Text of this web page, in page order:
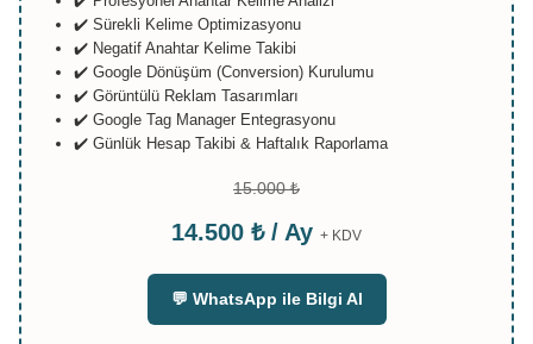
✔️ Sürekli Kelime Optimizasyonu
✔️ Negatif Anahtar Kelime Takibi
✔️ Google Dönüşüm (Conversion) Kurulumu
✔️ Görüntülü Reklam Tasarımları
✔️ Google Tag Manager Entegrasyonu
✔️ Günlük Hesap Takibi & Haftalık Raporlama
15.000 ₺
14.500 ₺ / Ay + KDV
💬 WhatsApp ile Bilgi Al